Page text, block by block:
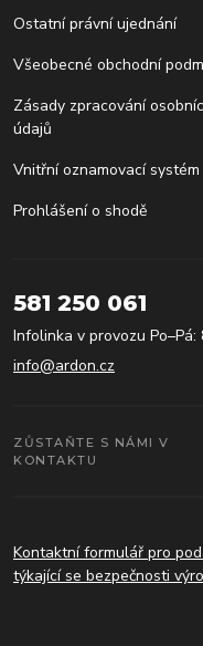
Ostatní právní ujednání
Všeobecné obchodní
Zásady zpracování
údajů
Vnitřní oznamovací systém
Prohlášení o shodě
581 250 061
Infolinka v provozu Po–Pá:
info@ardon.cz
ZŮSTAŇTE S NÁMI V
KONTAKTU
Kontaktní formulář pro
týkající se bezpečnosti